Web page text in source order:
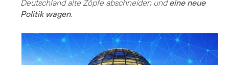
Deutschland alte Zöpfe abschneiden undeine neue
Politik wagen.